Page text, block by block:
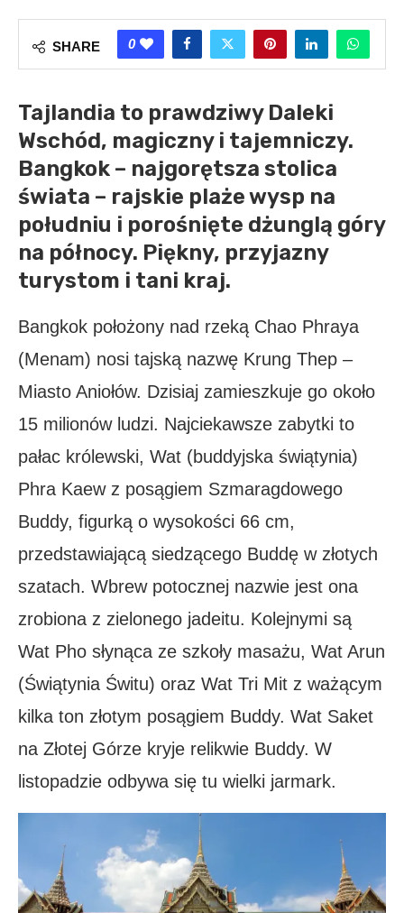
SHARE 0
Tajlandia to prawdziwy Daleki
Wschód, magiczny i tajemniczy.
Bangkok – najgorętsza stolica
świata – rajskie plaże wysp na
południu i porośnięte dżunglą góry
na północy. Piękny, przyjazny
turystom i tani kraj.
Bangkok położony nad rzeką Chao Phraya
(Menam) nosi tajską nazwę Krung Thep –
Miasto Aniołów. Dzisiaj zamieszkuje go około
15 milionów ludzi. Najciekawsze zabytki to
pałac królewski, Wat (buddyjska świątynia)
Phra Kaew z posągiem Szmaragdowego
Buddy, figurką o wysokości 66 cm,
przedstawiającą siedzącego Buddę w złotych
szatach. Wbrew potocznej nazwie jest ona
zrobiona z zielonego jadeitu. Kolejnymi są
Wat Pho słynąca ze szkoły masażu, Wat Arun
(Świątynia Świtu) oraz Wat Tri Mit z ważącym
kilka ton złotym posągiem Buddy. Wat Saket
na Złotej Górze kryje relikwie Buddy. W
listopadzie odbywa się tu wielki jarmark.